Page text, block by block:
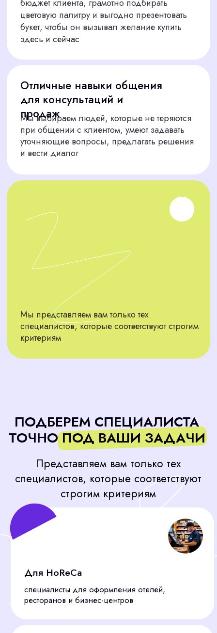
НУЖЕН ХОРОШИЙ
ФЛОРИСТ?
Доверьте подбор персонала нам.
свяжитесь с менеджером в чате. Мы
ответим в течение 15 минут и начнем
Волгограде засияет с настоящим
профессионалом!